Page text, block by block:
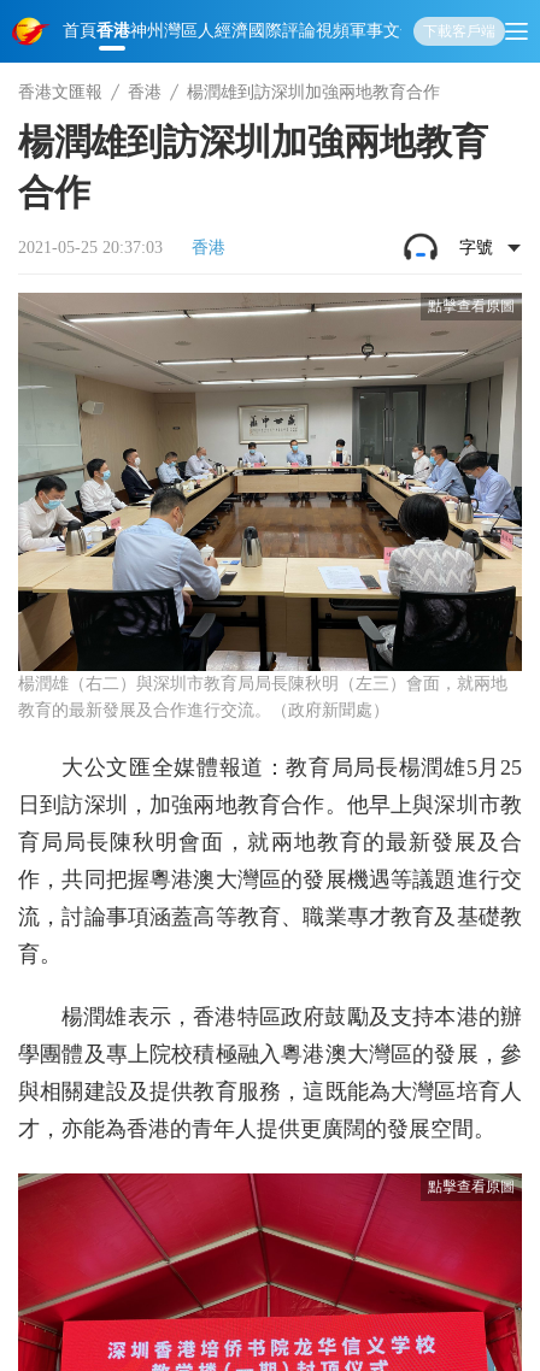
首頁香港神州 灣區人經濟國際評論視頻軍事文化 娛樂生活教育體
下載客戶端
香港文匯報 香港 楊潤雄到訪深圳加強兩地教育合作
楊潤雄到訪深圳加強兩地教育
合作
2021-05-25 20:37:03 香港 字號
楊潤雄（右二）與深圳市教育局局長陳秋明（左三）會面，就兩地
教育的最新發展及合作進行交流。（政府新聞處）
大公文匯全媒體報道：教育局局長楊潤雄5月25
日到訪深圳，加強兩地教育合作。他早上與深圳市教
育局局長陳秋明會面，就兩地教育的最新發展及合
作，共同把握粵港澳大灣區的發展機遇等議題進行交
流，討論事項涵蓋高等教育、職業專才教育及基礎教
育。
楊潤雄表示，香港特區政府鼓勵及支持本港的辦
學團體及專上院校積極融入粵港澳大灣區的發展，參
與相關建設及提供教育服務，這既能為大灣區培育人
才，亦能為香港的青年人提供更廣闊的發展空間。